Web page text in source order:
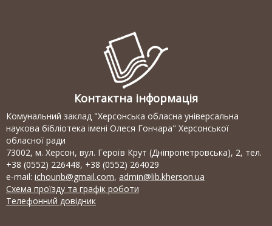
Контактна інформація
Комунальний заклад "Херсонська обласна універсальна
наукова бібліотека імені Олеся Гончара" Херсонської
обласної ради
73002, м. Херсон, вул. Героїв Крут (Дніпропетровська), 2, тел.
+38 (0552) 226448, +38 (0552) 264029
e-mail: ichounb@gmail.com, admin@lib.kherson.ua
Схема проїзду та графік роботи
Телефонний довідник